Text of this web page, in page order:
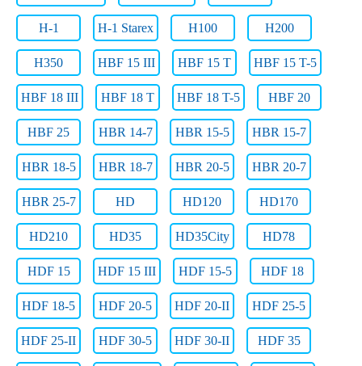
H-1 H-1 Starex H100 H200
H350 HBF 15 III HBF 15 T HBF 15 T-5
HBF 18 III HBF 18 T HBF 18 T-5 HBF 20
HBF 25 HBR 14-7 HBR 15-5 HBR 15-7
HBR 18-5 HBR 18-7 HBR 20-5 HBR 20-7
HBR 25-7 HD HD120 HD170
HD210 HD35 HD35City HD78
HDF 15 HDF 15 III HDF 15-5 HDF 18
HDF 18-5 HDF 20-5 HDF 20-II HDF 25-5
HDF 25-II HDF 30-5 HDF 30-II HDF 35